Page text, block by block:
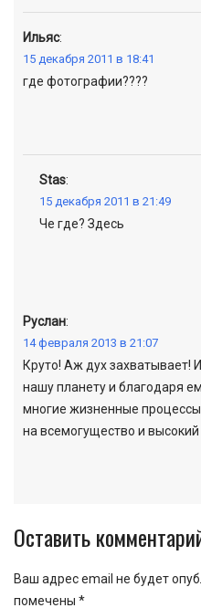
Ильяс:
15 декабря 2011 в 18:41
где фотографии????
Stas:
15 декабря 2011 в 21:49
Че где? Здесь
Руслан:
14 февраля 2013 в 21:07
Круто! Аж дух захватывает!
нашу планету и благодаря
многие жизненные
на всемогущество и
Оставить
Ваш адрес email не будет
помечены *